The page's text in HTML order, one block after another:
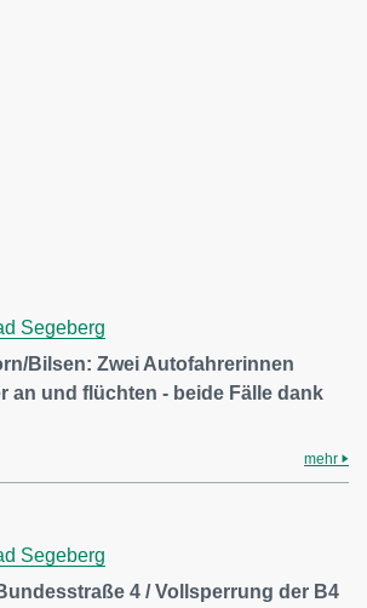
Segeberg
Bilsen: Zwei Autofahrerinnen
an und flüchten - beide Fälle dank
mehr
Segeberg
4 / Vollsperrung der B4